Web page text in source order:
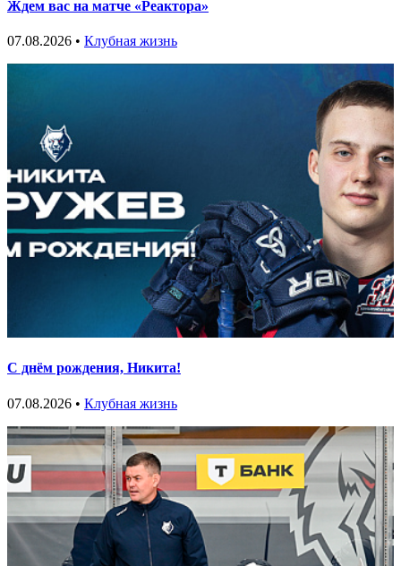
Ждем вас на матче «Реактора»
07.08.2026 • Клубная жизнь
С днём рождения, Никита!
07.08.2026 • Клубная жизнь